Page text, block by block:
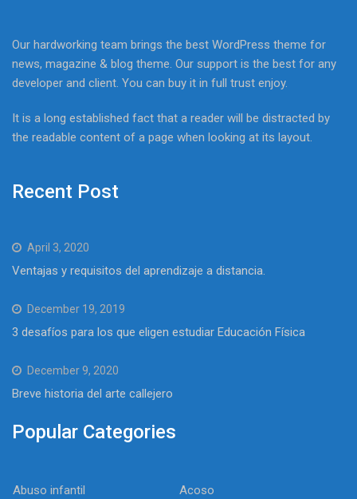
Our hardworking team brings the best WordPress theme for
news, magazine & blog theme. Our support is the best for any
developer and client. You can buy it in full trust enjoy.
It is a long established fact that a reader will be distracted by
the readable content of a page when looking at its layout.
Recent Post
April 3, 2020
Ventajas y requisitos del aprendizaje a distancia.
December 19, 2019
3 desafíos para los que eligen estudiar Educación Física
December 9, 2020
Breve historia del arte callejero
Popular Categories
Abuso infantil
Acoso